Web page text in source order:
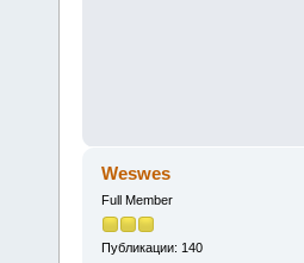
Weswes
Full Member
Публикации: 140